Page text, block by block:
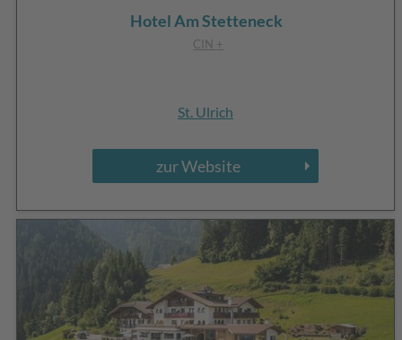
Hotel Am Stetteneck
CIN +
St. Ulrich
zur Website